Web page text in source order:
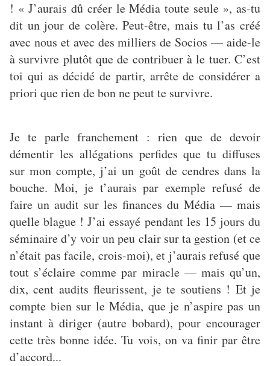
! « J’aurais dû créer le Média toute seule », as-tu
dit un jour de colère. Peut-être, mais tu l’as créé
avec nous et avec des milliers de Socios — aide-le
à survivre plutôt que de contribuer à le tuer. C’est
toi qui as décidé de partir, arrête de considérer a
priori que rien de bon ne peut te survivre.
Je te parle franchement : rien que de devoir
démentir les allégations perfides que tu diffuses
sur mon compte, j’ai un goût de cendres dans la
bouche. Moi, je t’aurais par exemple refusé de
faire un audit sur les finances du Média — mais
quelle blague ! J’ai essayé pendant les 15 jours du
séminaire d’y voir un peu clair sur ta gestion (et ce
n’était pas facile, crois-moi), et j’aurais refusé que
tout s’éclaire comme par miracle — mais qu’un,
dix, cent audits fleurissent, je te soutiens ! Et je
compte bien sur le Média, que je n’aspire pas un
instant à diriger (autre bobard), pour encourager
cette très bonne idée. Tu vois, on va finir par être
d’accord...